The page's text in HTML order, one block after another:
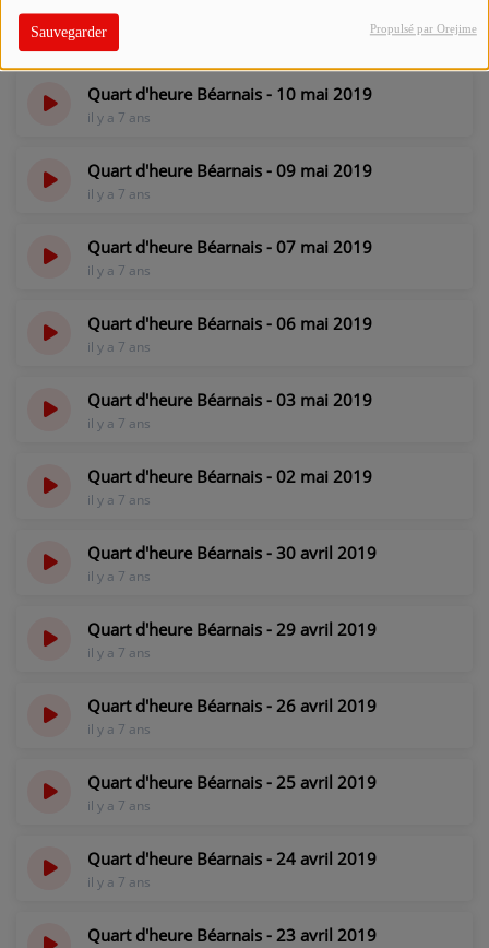
Sauvegarder Propulsé par Orejime
Quart d'heure Béarnais - 13 mai 2019
il y a 7 ans
Quart d'heure Béarnais - 10 mai 2019
il y a 7 ans
Quart d'heure Béarnais - 09 mai 2019
il y a 7 ans
Quart d'heure Béarnais - 07 mai 2019
il y a 7 ans
Quart d'heure Béarnais - 06 mai 2019
il y a 7 ans
Quart d'heure Béarnais - 03 mai 2019
il y a 7 ans
Quart d'heure Béarnais - 02 mai 2019
il y a 7 ans
Quart d'heure Béarnais - 30 avril 2019
il y a 7 ans
Quart d'heure Béarnais - 29 avril 2019
il y a 7 ans
Quart d'heure Béarnais - 26 avril 2019
il y a 7 ans
Quart d'heure Béarnais - 25 avril 2019
il y a 7 ans
Quart d'heure Béarnais - 24 avril 2019
il y a 7 ans
Quart d'heure Béarnais - 23 avril 2019